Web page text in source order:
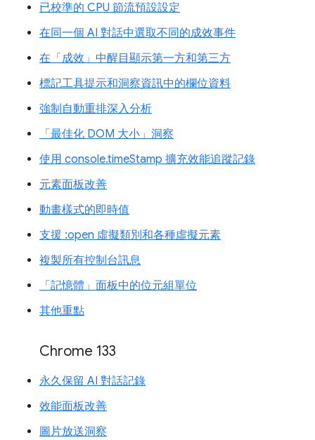
已校準的 CPU 節流預設設定
在同一個 AI 對話中選取不同的成效事件
在「成效」中醒目顯示第一方和第三方
標記工具提示和洞察資訊中的欄位資料
強制自動重排深入分析
「最佳化 DOM 大小」洞察
使用 console.timeStamp 擴充效能追蹤記錄
元素面板改善
動畫樣式的即時值
支援 :open 虛擬類別和各種虛擬元素
複製所有控制台訊息
「記憶體」面板中的位元組單位
其他重點
Chrome 133
永久保留 AI 對話記錄
效能面板改善
圖片放送洞察